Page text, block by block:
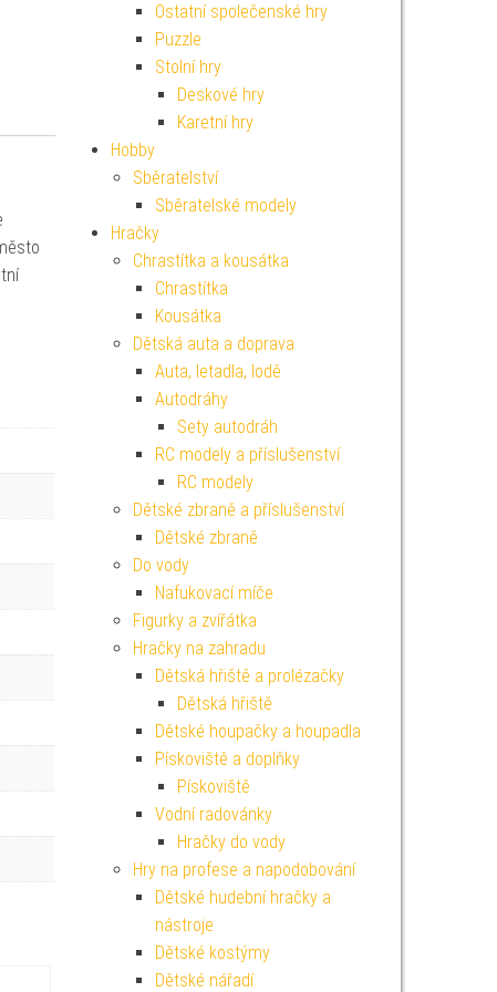
Ostatní společenské hry
Puzzle
Stolní hry
Deskové hry
Karetní hry
Hobby
Sběratelství
Sběratelské modely
Hračky
Chrastítka a kousátka
Chrastítka
Kousátka
Dětská auta a doprava
Auta, letadla, lodě
Autodráhy
Sety autodráh
RC modely a příslušenství
RC modely
Dětské zbraně a příslušenství
Dětské zbraně
Do vody
Nafukovací míče
Figurky a zvířátka
Hračky na zahradu
Dětská hřiště a prolézačky
Dětská hřiště
Dětské houpačky a houpadla
Pískoviště a doplňky
Pískoviště
Vodní radovánky
Hračky do vody
Hry na profese a napodobování
Dětské hudební hračky a
nástroje
Dětské kostýmy
Dětské nářadí